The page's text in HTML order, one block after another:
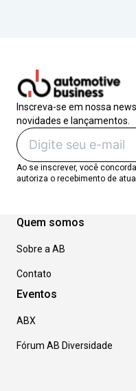
Inscreva-se em nossa
novidades e lançamentos.
Ao se inscrever, você
autoriza o recebimento de
Quem somos
Sobre a AB
Contato
Eventos
ABX
Fórum AB Diversidade